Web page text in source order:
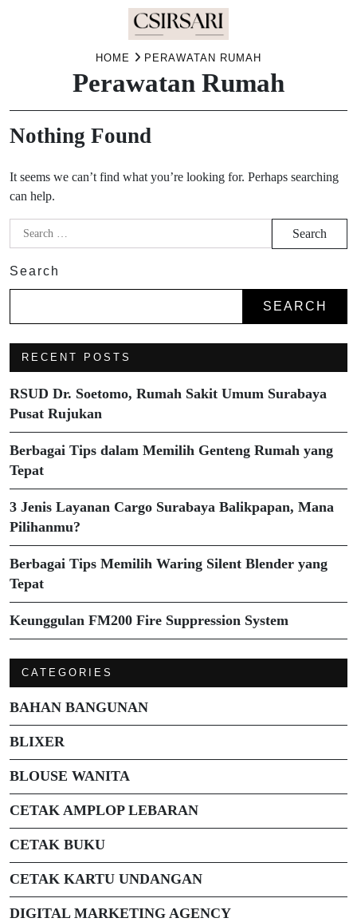
HOME PERAWATAN RUMAH
Perawatan Rumah
Nothing Found
It seems we can’t find what you’re looking for. Perhaps searching
can help.
Search
for:
Search
SEARCH
RECENT POSTS
RSUD Dr. Soetomo, Rumah Sakit Umum Surabaya
Pusat Rujukan
Berbagai Tips dalam Memilih Genteng Rumah yang
Tepat
3 Jenis Layanan Cargo Surabaya Balikpapan, Mana
Pilihanmu?
Berbagai Tips Memilih Waring Silent Blender yang
Tepat
Keunggulan FM200 Fire Suppression System
CATEGORIES
BAHAN BANGUNAN
BLIXER
BLOUSE WANITA
CETAK AMPLOP LEBARAN
CETAK BUKU
CETAK KARTU UNDANGAN
DIGITAL MARKETING AGENCY